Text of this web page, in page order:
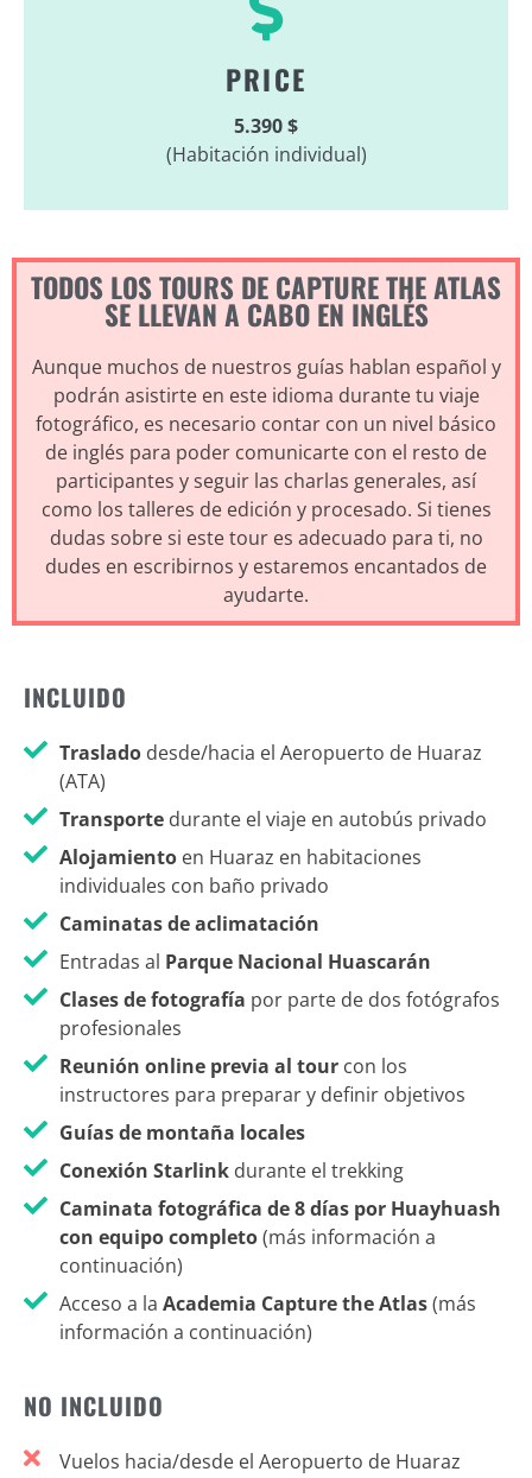
PRICE
5.390 $
(Habitación individual)
TODOS LOS TOURS DE CAPTURE THE ATLAS
SE LLEVAN A CABO EN INGLÉS
Aunque muchos de nuestros guías hablan español y
podrán asistirte en este idioma durante tu viaje
fotográfico, es necesario contar con un nivel básico
de inglés para poder comunicarte con el resto de
participantes y seguir las charlas generales, así
como los talleres de edición y procesado. Si tienes
dudas sobre si este tour es adecuado para ti, no
dudes en escribirnos y estaremos encantados de
ayudarte.
INCLUIDO
Traslado desde/hacia el Aeropuerto de Huaraz
(ATA)
Transporte durante el viaje en autobús privado
Alojamiento en Huaraz en habitaciones
individuales con baño privado
Caminatas de aclimatación
Entradas al Parque Nacional Huascarán
Clases de fotografía por parte de dos fotógrafos
profesionales
Reunión online previa al tour con los
instructores para preparar y definir objetivos
Guías de montaña locales
Conexión Starlink durante el trekking
Caminata fotográfica de 8 días por Huayhuash
con equipo completo(más información a
continuación)
Acceso a la Academia Capture the Atlas(más
información a continuación)
NO INCLUIDO
Vuelos hacia/desde el Aeropuerto de Huaraz